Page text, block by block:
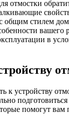
отмостки
общим стилем
вашего
в
к устройству
помогут вам